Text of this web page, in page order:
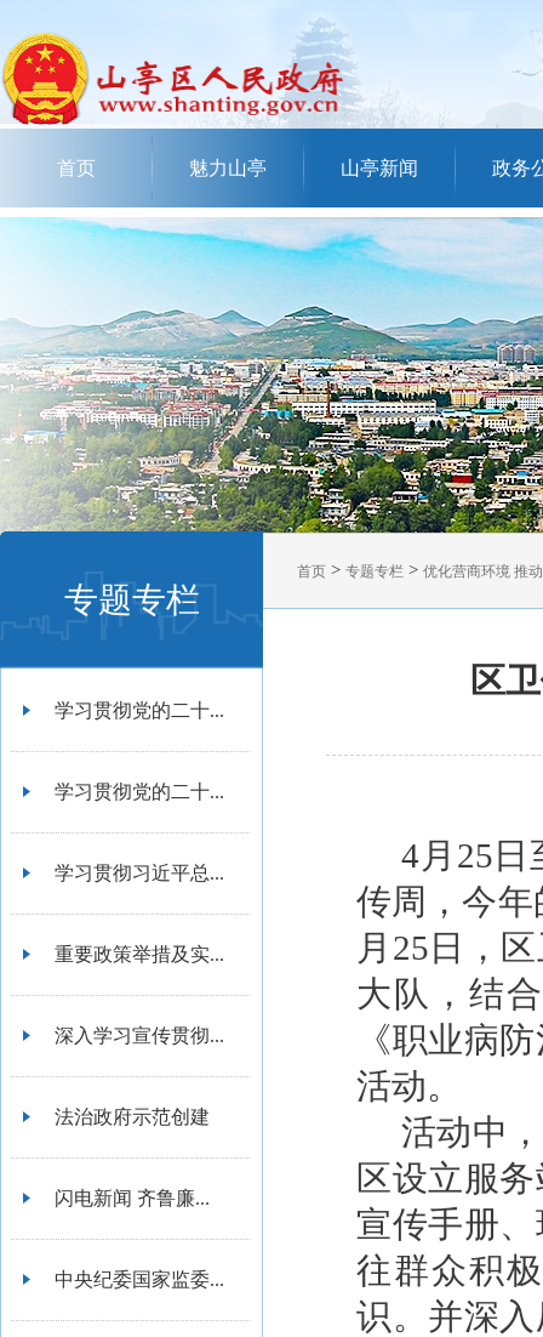
首页 魅力山亭 山亭新闻 政务
专题专栏
学习贯彻党的二十...
学习贯彻党的二十...
学习贯彻习近平总...
重要政策举措及实...
深入学习宣传贯彻...
法治政府示范创建
闪电新闻 齐鲁廉...
中央纪委国家监委...
首页 > 专题专栏 > 优化营商环境 推
区
4月25日
传周，今
月25日，
大队，结
《职业病
活动。
活动中
区设立服
宣传手册
往群众积
识。并深